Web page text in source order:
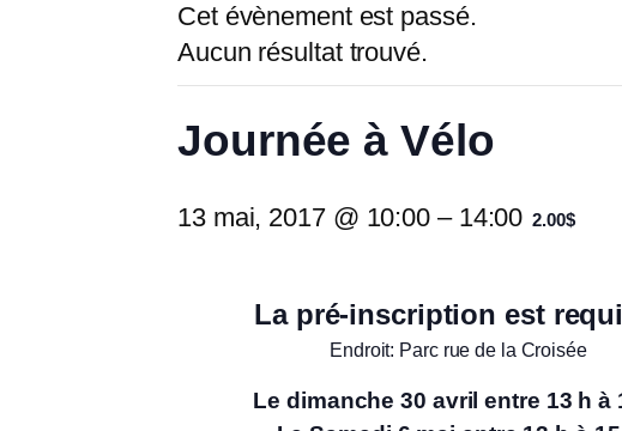
Cet évènement est passé.
Aucun résultat trouvé.
Journée à Vélo
13 mai, 2017 @ 10:00 – 14:00 2.00$
La pré-inscription est
Endroit: Parc rue de la Croisée
Le dimanche 30 avril entre 13 h à